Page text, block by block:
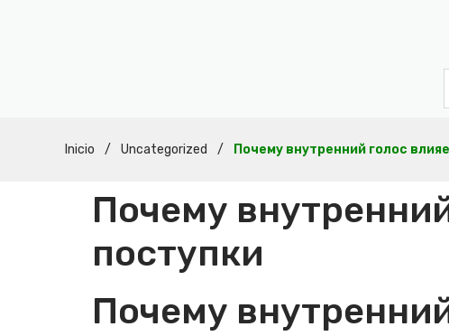
Inicio / Uncategorized / Почему внутренний голос
Почему
поступки
Почему